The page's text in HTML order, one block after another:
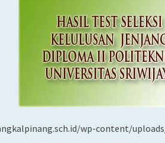
wp-content/